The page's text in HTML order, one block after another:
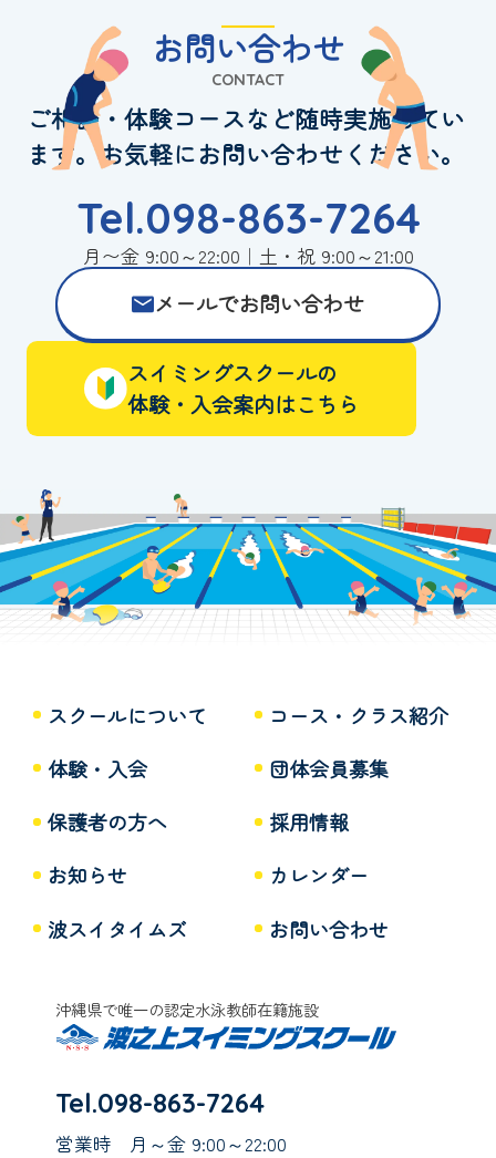
お問い合わせ
CONTACT
ご相談・体験コースなど随時実施してい
ます。お気軽にお問い合わせください。
Tel.098-863-7264
月〜金 9:00～22:00｜土・祝 9:00～21:00
メールでお問い合わせ
スイミングスクールの
体験・入会案内はこちら
スクールについて
コース・クラス紹介
体験・入会
団体会員募集
保護者の方へ
採用情報
お知らせ
カレンダー
波スイタイムズ
お問い合わせ
沖縄県で唯一の認定水泳教師在籍施設
Tel.098-863-7264
営業時 月～金 9:00～22:00